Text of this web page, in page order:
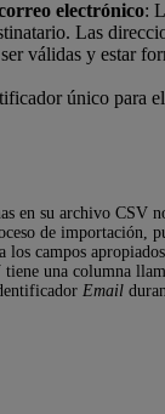
electrónico:
Las
válidas y estar
único para
en su archivo CSV
de importación,
los campos
una columna
Email